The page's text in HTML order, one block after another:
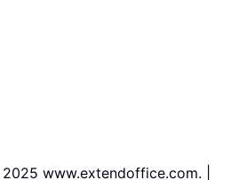
www.extendoffice.com. |